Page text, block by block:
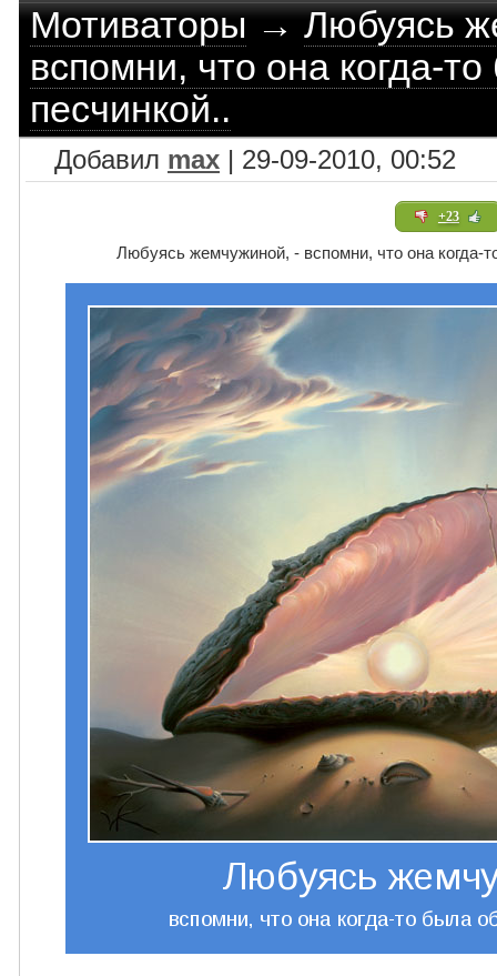
Мотиваторы→Любуясь
вспомни, что она когда-
песчинкой..
Добавил max | 29-09-2010, 00:52
+23
Любуясь жемчужиной, - вспомни, что она когда-